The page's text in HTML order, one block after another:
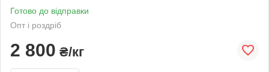
Готово до відправки
Опт і роздріб
2 800 ₴/кг